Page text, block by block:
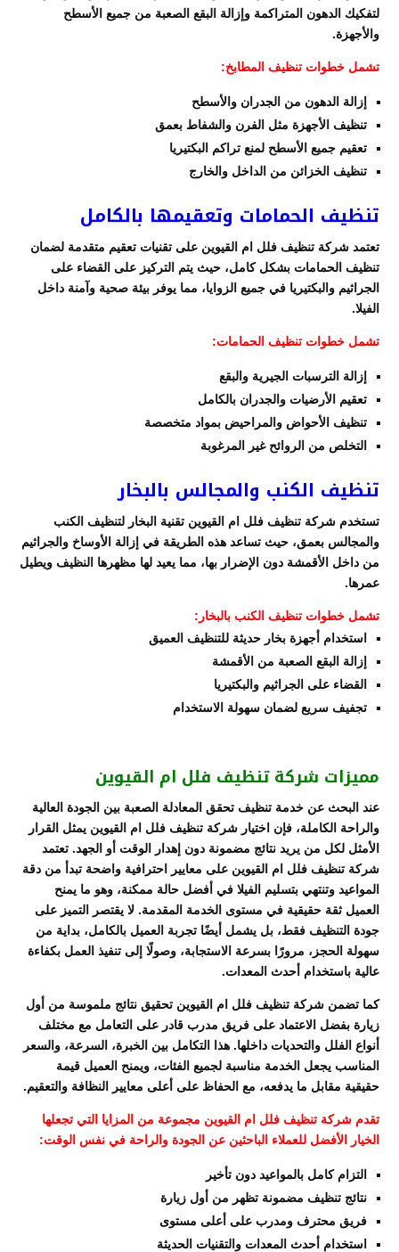
لتفكيك الدهون المتراكمة وإزالة البقع الصعبة من جميع الأسطح
والأجهزة.
تشمل خطوات تنظيف المطابخ:
إزالة الدهون من الجدران والأسطح
تنظيف الأجهزة مثل الفرن والشفاط بعمق
تعقيم جميع الأسطح لمنع تراكم البكتيريا
تنظيف الخزائن من الداخل والخارج
تنظيف الحمامات وتعقيمها بالكامل
تعتمد شركة تنظيف فلل ام القيوين على تقنيات تعقيم متقدمة لضمان
تنظيف الحمامات بشكل كامل، حيث يتم التركيز على القضاء على
الجراثيم والبكتيريا في جميع الزوايا، مما يوفر بيئة صحية وآمنة داخل
الفيلا.
تشمل خطوات تنظيف الحمامات:
إزالة الترسبات الجيرية والبقع
تعقيم الأرضيات والجدران بالكامل
تنظيف الأحواض والمراحيض بمواد متخصصة
التخلص من الروائح غير المرغوبة
تنظيف الكنب والمجالس بالبخار
تستخدم شركة تنظيف فلل ام القيوين تقنية البخار لتنظيف الكنب
والمجالس بعمق، حيث تساعد هذه الطريقة في إزالة الأوساخ والجراثيم
من داخل الأقمشة دون الإضرار بها، مما يعيد لها مظهرها النظيف ويطيل
عمرها.
تشمل خطوات تنظيف الكنب بالبخار:
استخدام أجهزة بخار حديثة للتنظيف العميق
إزالة البقع الصعبة من الأقمشة
القضاء على الجراثيم والبكتيريا
تجفيف سريع لضمان سهولة الاستخدام
مميزات شركة تنظيف فلل ام القيوين
عند البحث عن خدمة تنظيف تحقق المعادلة الصعبة بين الجودة العالية
والراحة الكاملة، فإن اختيار شركة تنظيف فلل ام القيوين يمثل القرار
الأمثل لكل من يريد نتائج مضمونة دون إهدار الوقت أو الجهد. تعتمد
شركة تنظيف فلل ام القيوين على معايير احترافية واضحة تبدأ من دقة
المواعيد وتنتهي بتسليم الفيلا في أفضل حالة ممكنة، وهو ما يمنح
العميل ثقة حقيقية في مستوى الخدمة المقدمة. لا يقتصر التميز على
جودة التنظيف فقط، بل يشمل أيضًا تجربة العميل بالكامل، بداية من
سهولة الحجز، مرورًا بسرعة الاستجابة، وصولًا إلى تنفيذ العمل بكفاءة
عالية باستخدام أحدث المعدات.
كما تضمن شركة تنظيف فلل ام القيوين تحقيق نتائج ملموسة من أول
زيارة بفضل الاعتماد على فريق مدرب قادر على التعامل مع مختلف
أنواع الفلل والتحديات داخلها. هذا التكامل بين الخبرة، السرعة، والسعر
المناسب يجعل الخدمة مناسبة لجميع الفئات، ويمنح العميل قيمة
حقيقية مقابل ما يدفعه، مع الحفاظ على أعلى معايير النظافة والتعقيم.
تقدم شركة تنظيف فلل ام القيوين مجموعة من المزايا التي تجعلها
الخيار الأفضل للعملاء الباحثين عن الجودة والراحة في نفس الوقت:
التزام كامل بالمواعيد دون تأخير
نتائج تنظيف مضمونة تظهر من أول زيارة
فريق محترف ومدرب على أعلى مستوى
استخدام أحدث المعدات والتقنيات الحديثة